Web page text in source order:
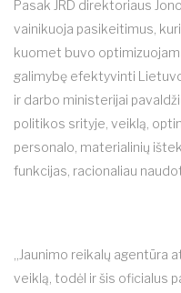
Pasak JRD direktoriaus
vainikuoja pasikeitimus,
kuomet buvo
galimybę efektyvinti
ir darbo ministerijai
politikos srityje, veiklą,
personalo, materialinių
funkcijas, racionaliau
„Jaunimo reikalų agentūra
veiklą, todėl ir šis oficialus